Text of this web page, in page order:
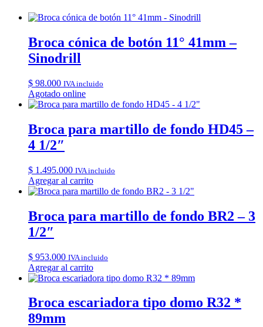
Broca cónica de botón 11° 41mm –
Sinodrill
$ 98.000 IVA incluido
Agotado online
Broca para martillo de fondo HD45 –
4 1/2″
$ 1.495.000 IVA incluido
Agregar al carrito
Broca para martillo de fondo BR2 – 3
1/2″
$ 953.000 IVA incluido
Agregar al carrito
Broca escariadora tipo domo R32 *
89mm